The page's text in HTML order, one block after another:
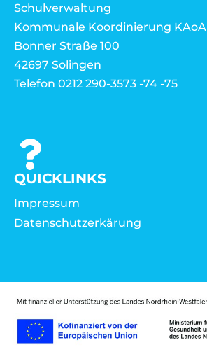
Schulverwaltung
Kommunale Koordinierung KAoA
Bonner Straße 100
42697 Solingen
Telefon 0212 290-3573 -74 -75
QUICKLINKS
Impressum
Datenschutzerkärung